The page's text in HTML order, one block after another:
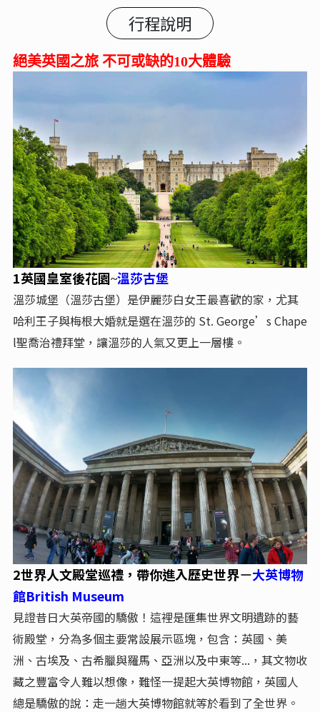
行程說明
絕美英國之旅 不可或缺的10大體驗
1英國皇室後花園~溫莎古堡
溫莎城堡（溫莎古堡）是伊麗莎白女王最喜歡的家，尤其
哈利王子與梅根大婚就是選在溫莎的 St. George’s Chape
l聖喬治禮拜堂，讓溫莎的人氣又更上一層樓。
2世界人文殿堂巡禮，帶你進入歷史世界－大英博物
館British Museum
見證昔日大英帝國的驕傲！這裡是匯集世界文明遺跡的藝
術殿堂，分為多個主要常設展示區塊，包含：英國、美
洲、古埃及、古希臘與羅馬、亞洲以及中東等...，其文物收
藏之豐富令人難以想像，難怪一提起大英博物館，英國人
總是驕傲的說：走一趟大英博物館就等於看到了全世界。